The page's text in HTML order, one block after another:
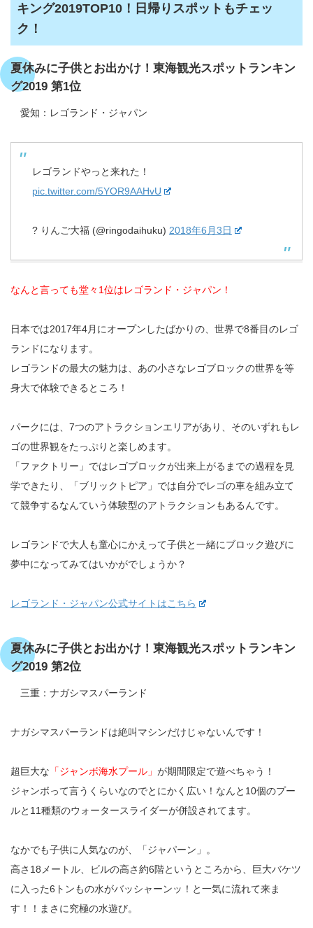
キング2019TOP10！日帰りスポットもチェッ
ク！
夏休みに子供とお出かけ！東海観光スポットランキン
グ2019 第1位
愛知：レゴランド・ジャパン
レゴランドやっと来れた！
pic.twitter.com/5YOR9AAHvU
? りんご大福 (@ringodaihuku) 2018年6月3日
なんと言っても堂々1位はレゴランド・ジャパン！
日本では2017年4月にオープンしたばかりの、世界で8番目のレゴ
ランドになります。
レゴランドの最大の魅力は、あの小さなレゴブロックの世界を等
身大で体験できるところ！
パークには、7つのアトラクションエリアがあり、そのいずれもレ
ゴの世界観をたっぷりと楽しめます。
「ファクトリー」ではレゴブロックが出来上がるまでの過程を見
学できたり、「ブリックトピア」では自分でレゴの車を組み立て
て競争するなんていう体験型のアトラクションもあるんです。
レゴランドで大人も童心にかえって子供と一緒にブロック遊びに
夢中になってみてはいかがでしょうか？
レゴランド・ジャパン公式サイトはこちら
夏休みに子供とお出かけ！東海観光スポットランキン
グ2019 第2位
三重：ナガシマスパーランド
ナガシマスパーランドは絶叫マシンだけじゃないんです！
超巨大な 「ジャンボ海水プール」 が期間限定で遊べちゃう！
ジャンボって言うくらいなのでとにかく広い！なんと10個のプー
ルと11種類のウォータースライダーが併設されてます。
なかでも子供に人気なのが、「ジャパーン」。
高さ18メートル、ビルの高さ約6階というところから、巨大バケツ
に入った6トンもの水がバッシャーンッ！と一気に流れて来ま
す！！まさに究極の水遊び。